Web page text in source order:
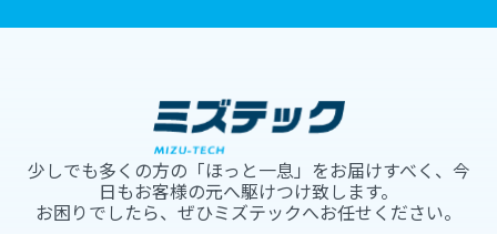
少しでも多くの方の「ほっと一息」をお届けすべく、今
日もお客様の元へ駆けつけ致します。
お困りでしたら、ぜひミズテックへお任せください。